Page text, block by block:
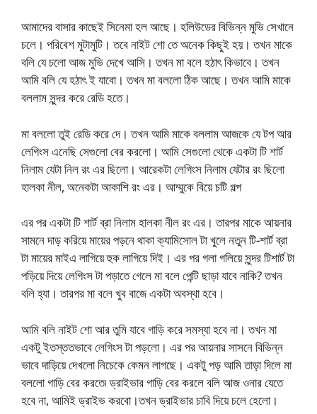
আমাদের বাসার কাছেই সিনেমা হল আছে। হলিউডের বিভিন্ন মুভি সেখানে
চলে। পরিবেশ মুটামুটি। তবে নাইট শো তে অনেক কিছুই হয়। তখন মাকে
বলি যে চলো আজ মুভি দেখে আসি। তখন মা বলে হঠাৎ কিভাবে। তখন
আমি বলি যে হঠাৎ ই যাবো। তখন মা বললো ঠিক আছে। তখন আমি মাকে
বললাম সুন্দর করে রেডি হতে।
মা বললো তুই রেডি করে দে। তখন আমি মাকে বললাম আজকে যে টপ আর
লেগিংস এনেছি সেগুলো বের করলো। আমি সেগুলো থেকে একটা টি শার্ট
নিলাম যেটা নিল রং এর ছিলো। আরেকটা লেগিংস নিলাম যেটার রং ছিলো
হালকা নীল, অনেকটা আকাশি রং এর। আম্মুকে বিয়ে চটি গল্প
এর পর একটা টি শার্ট ব্রা নিলাম হালকা নীল রং এর। তারপর মাকে আয়নার
সামনে দাড় করিয়ে মায়ের পড়নে থাকা ক্যামিসোল টা খুলে নতুন টি-শার্ট ব্রা
টা মায়ের মাইএ লাগিয়ে হুক লাগিয়ে দিই। এর পর গলা গলিয়ে সুন্দর টিশার্ট টা
পড়িয়ে দিয়ে লেগিংস টা পড়াতে গেলে মা বলে পেন্টি ছাড়া যাবে নাকি? তখন
বলি হ্যা। তারপর মা বলে খুব বাজে একটা অবস্থা হবে।
আমি বলি নাইট শো আর তুমি যাবে গাড়ি করে সমস্যা হবে না। তখন মা
একটু ইতস্ততভাবে লেগিংস টা পড়লো। এর পর আয়নার সাসনে বিভিন্ন
ভাবে দাড়িয়ে দেখলো নিচেকে কেমন লাগছে। একটু পড় আমি তাড়া দিলে মা
বললো গাড়ি বের করতে৷ ড্রাইভার গাড়ি বের করলে বলি আজ ওনার যেতে
হবে না, আমিই ড্রাইভ করবো।তখন ড্রাইভার চাবি দিয়ে চলে হেলো।